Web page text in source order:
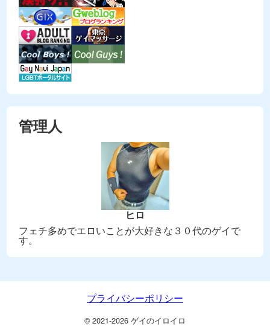
管理人
ヒロ
フェチ多めでエロいことが大好きな３０代のゲイで
す。
プライバシーポリシー
© 2021-2026 ゲイのイロイロ